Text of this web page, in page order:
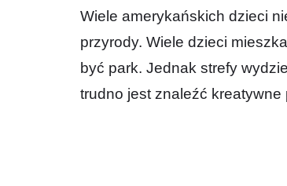
Wiele amerykańskich dzieci
przyrody. Wiele dzieci
być park. Jednak strefy
trudno jest znaleźć kreatywne